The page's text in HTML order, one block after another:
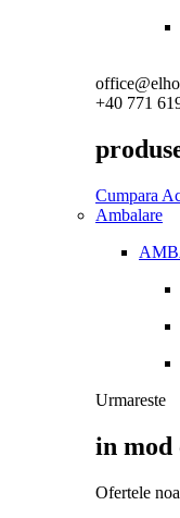
+40 771
Cumpara
Ambalare
Urmareste
in mod
Ofertele